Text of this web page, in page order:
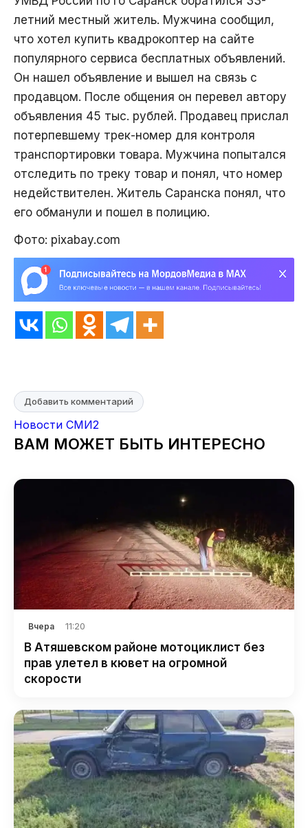
летний местный житель. Мужчина сообщил,
что хотел купить квадрокоптер на сайте
популярного сервиса бесплатных объявлений.
Он нашел объявление и вышел на связь с
продавцом. После общения он перевел автору
объявления 45 тыс. рублей. Продавец прислал
потерпевшему трек-номер для контроля
транспортировки товара. Мужчина попытался
отследить по треку товар и понял, что номер
недействителен. Житель Саранска понял, что
его обманули и пошел в полицию.
Фото: pixabay.com
Добавить комментарий
Новости СМИ2
ВАМ МОЖЕТ БЫТЬ ИНТЕРЕСНО
Вчера 11:20
В Атяшевском районе мотоциклист без
прав улетел в кювет на огромной
скорости